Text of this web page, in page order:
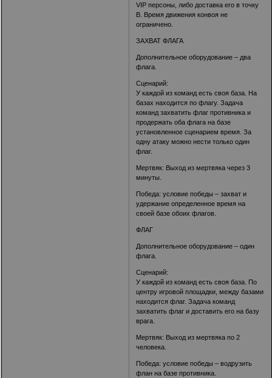
VIP персоны, либо доставка его в точку
В. Время движения конвоя не
ограничено.
ЗАХВАТ ФЛАГА
Дополнительное оборудование – два
флага.
Сценарий:
У каждой из команд есть своя база. На
базах находится по флагу. Задача
команд захватить флаг противника и
продержать оба флага на базе
установленное сценарием время. За
одну атаку можно нести только один
флаг.
Мертвяк: Выход из мертвяка через 3
минуты.
Победа: условие победы – захват и
удержание определенное время на
своей базе обоих флагов.
ФЛАГ
Дополнительное оборудование – один
флага.
Сценарий:
У каждой из команд есть своя база. По
центру игровой площадки, между базами
находится флаг. Задача команд
захватить флаг и доставить его на базу
врага.
Мертвяк: Выход из мертвяка по 2
человека.
Победа: условие победы – водрузить
флан на базе противника.